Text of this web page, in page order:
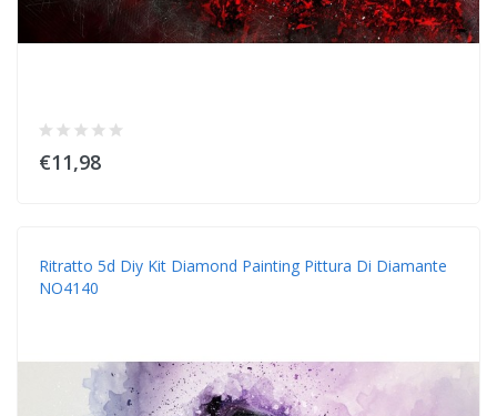
€11,98
Ritratto 5d Diy Kit Diamond Painting Pittura Di Diamante
NO4140